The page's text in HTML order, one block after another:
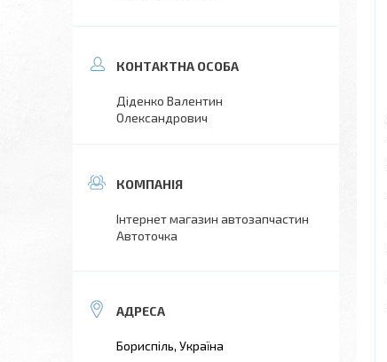
Діденко Валентин
Олександрович
Інтернет магазин автозапчастин
Автоточка
Бориспіль, Україна